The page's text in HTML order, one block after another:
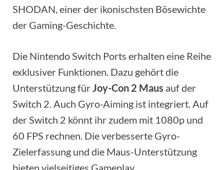
SHODAN, einer der ikonischsten Bösewichte
der Gaming-Geschichte.
Die Nintendo Switch Ports erhalten eine Reihe
exklusiver Funktionen. Dazu gehört die
Unterstützung fürJoy-Con 2 Maus auf der
Switch 2. Auch Gyro-Aiming ist integriert. Auf
der Switch 2 könnt ihr zudem mit 1080p und
60 FPS rechnen. Die verbesserte Gyro-
Zielerfassung und die Maus-Unterstützung